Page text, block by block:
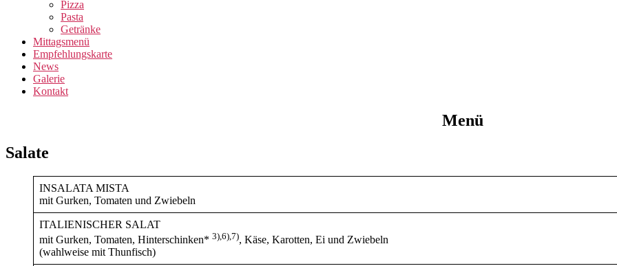
Pizza
Pasta
Getränke
Mittagsmenü
Empfehlungskarte
News
Galerie
Kontakt
Menü
Salate
INSALATA MISTA
mit Gurken, Tomaten und Zwiebeln
ITALIENISCHER SALAT
mit Gurken, Tomaten, Hinterschinken* 3),6),7), Käse, Karotten, Ei und Zwiebeln
(wahlweise mit Thunfisch)